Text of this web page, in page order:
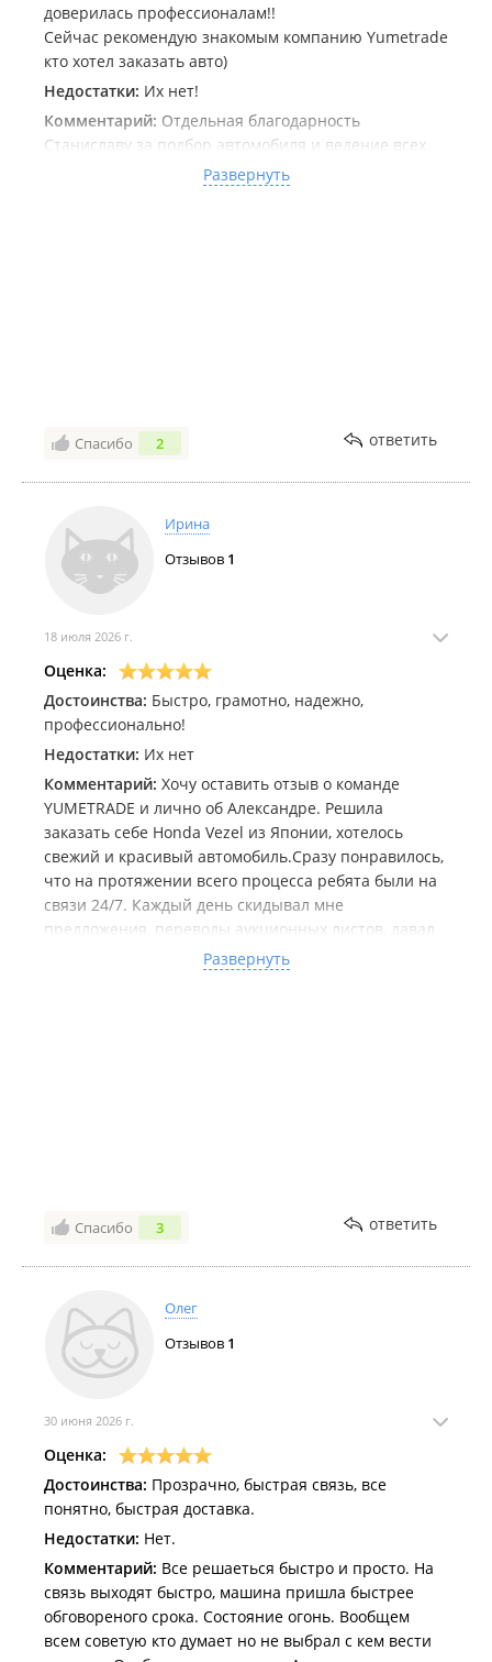
доверилась профессионалам!!
Сейчас рекомендую знакомым компанию Yumetrade
кто хотел заказать авто)
Недостатки: Их нет!
Комментарий: Отдельная благодарность
Станиславу за подбор автомобиля и ведение всех
Заказывала авто в первый раз, поэтому было очень
Развернуть
Спасибо 2 ответить
Ирина
Отзывов 1
18 июля 2026 г.
Оценка:
Достоинства: Быстро, грамотно, надежно,
профессионально!
Недостатки: Их нет
Комментарий: Хочу оставить отзыв о команде
YUMETRADE и лично об Александре. Решила
заказать себе Honda Vezel из Японии, хотелось
свежий и красивый автомобиль.Сразу понравилось,
что на протяжении всего процесса ребята были на
связи 24/7. Каждый день скидывал мне
предложения, переводы аукционных листов, давал
полное понимание о состоянии авто, за которое
собираемся торговаться — никаких сюрпризов!
Развернуть
Спасибо 3 ответить
Олег
Отзывов 1
30 июня 2026 г.
Оценка:
Достоинства: Прозрачно, быстрая связь, все
понятно, быстрая доставка.
Недостатки: Нет.
Комментарий: Все решаеться быстро и просто. На
связь выходят быстро, машина пришла быстрее
обговореного срока. Состояние огонь. Вообщем
всем советую кто думает но не выбрал с кем вести